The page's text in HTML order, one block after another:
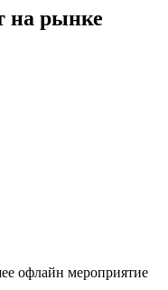
на рынке
офлайн мероприятие